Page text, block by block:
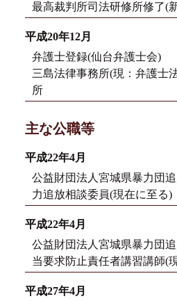
最高裁判所司法研修所修了(
平成20年12月
弁護士登録(仙台弁護士会)
三島法律事務所(現：弁護士
所
主な公職等
平成22年4月
公益財団法人宮城県暴力団
力追放相談委員(現在に至る)
平成22年4月
公益財団法人宮城県暴力団
当要求防止責任者講習講師(
平成27年4月